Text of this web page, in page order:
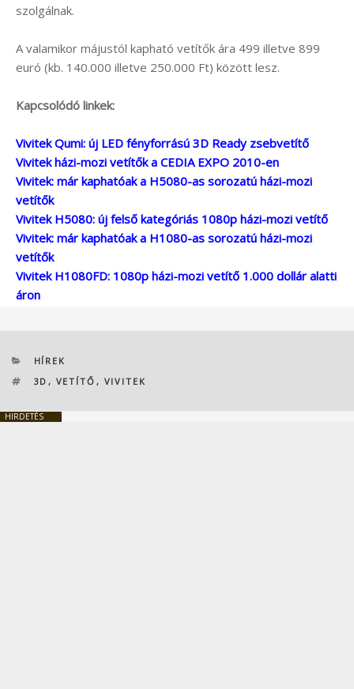
szolgálnak.
A valamikor májustól kapható vetítők ára 499 illetve 899
euró (kb. 140.000 illetve 250.000 Ft) között lesz.
Kapcsolódó linkek:
Vivitek Qumi: új LED fényforrású 3D Ready zsebvetítő
Vivitek házi-mozi vetítők a CEDIA EXPO 2010-en
Vivitek: már kaphatóak a H5080-as sorozatú házi-mozi
vetítők
Vivitek H5080: új felső kategóriás 1080p házi-mozi vetítő
Vivitek: már kaphatóak a H1080-as sorozatú házi-mozi
vetítők
Vivitek H1080FD: 1080p házi-mozi vetítő 1.000 dollár alatti
áron
KATEGÓRIÁK
HÍREK
CÍMKÉK
3D , VETÍTŐ , VIVITEK
HIRDETÉS